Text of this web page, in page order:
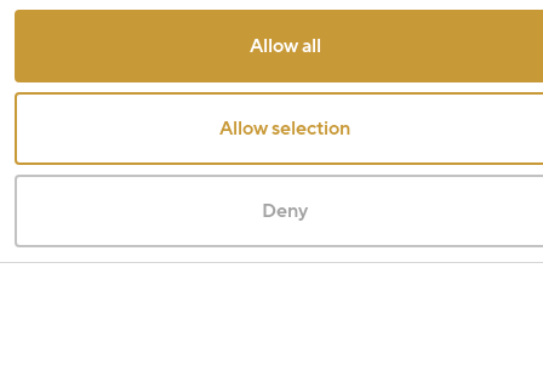
Allow all
Allow selection
Deny